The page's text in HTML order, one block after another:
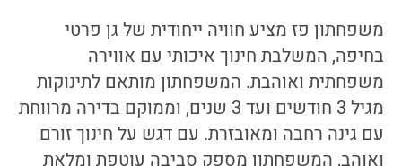
משפחתון פז מציע חוויה ייחודית של גן פרטי
בחיפה, המשלבת חינוך איכותי עם אווירה
משפחתית ואוהבת. המשפחתון מותאם לתינוקות
מגיל 3 חודשים ועד 3 שנים, וממוקם בדירה מרווחת
עם גינה רחבה ומאובזרת. עם דגש על חינוך זורם
ואוהב, המשפחתון מספק סביבה עוטפת ומלאת